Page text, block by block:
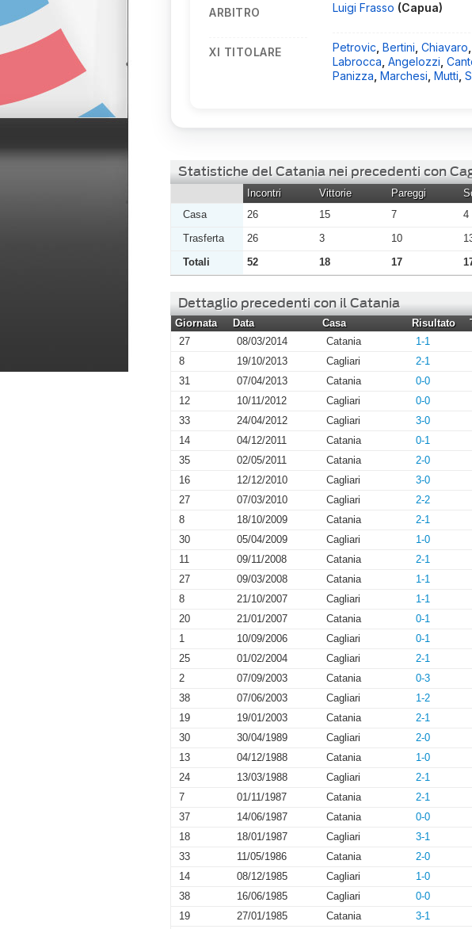
ARBITRO Luigi Frasso (Capua)
XI TITOLARE Petrovic ,Bertini ,Chiavaro
Labrocca ,Angelozzi ,
Panizza ,Marchesi ,Mutti ,
Statistiche del Catania nei precedenti con
Incontri Vittorie Pareggi
Casa
26 15 7 4
Trasferta
26 3 10
Totali
52 18 17
Dettaglio precedenti con il Catania
Giornata Data Casa Risultato
27
08/03/2014 Catania 1-1
8
19/10/2013 Cagliari 2-1
31
07/04/2013 Catania 0-0
12
10/11/2012 Cagliari 0-0
33
24/04/2012 Cagliari 3-0
14
04/12/2011 Catania 0-1
35
02/05/2011 Catania 2-0
16
12/12/2010 Cagliari 3-0
27
07/03/2010 Cagliari 2-2
8
18/10/2009 Catania 2-1
30
05/04/2009 Cagliari 1-0
11
09/11/2008 Catania 2-1
27
09/03/2008 Catania 1-1
8
21/10/2007 Cagliari 1-1
20
21/01/2007 Catania 0-1
1
10/09/2006 Cagliari 0-1
25
01/02/2004 Cagliari 2-1
2
07/09/2003 Catania 0-3
38
07/06/2003 Cagliari 1-2
19
19/01/2003 Catania 2-1
30
30/04/1989 Cagliari 2-0
13
04/12/1988 Catania 1-0
24
13/03/1988 Cagliari 2-1
7
01/11/1987 Catania 2-1
37
14/06/1987 Catania 0-0
18
18/01/1987 Cagliari 3-1
33
11/05/1986 Catania 2-0
14
08/12/1985 Cagliari 1-0
38
16/06/1985 Cagliari 0-0
19
27/01/1985 Catania 3-1